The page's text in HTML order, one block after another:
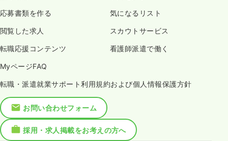
応募書類を作る 気になるリスト
閲覧した求人 スカウトサービス
転職応援コンテンツ 看護師派遣で働く
MyページFAQ
転職・派遣就業サポート利用規約および個人情報保護方針
お問い合わせフォーム
採用・求人掲載をお考えの方へ